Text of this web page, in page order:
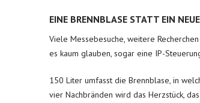
EINE BRENNBLASE STATT EIN
Viele Messebesuche, weitere
es kaum glauben, sogar eine IP-
150 Liter umfasst die Brennblase, in
vier Nachbränden wird das Herzstück,